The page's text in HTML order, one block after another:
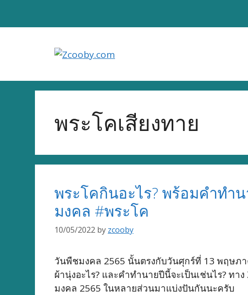
พระโคเสียงทาย
พระโคกินอะไร? พร้อมคำทำ
มงคล #พระโค
10/05/2022 by zcooby
วันพืชมงคล 2565 นั้นตรงกับวันศุกร์ที่ 13 พฤษภา
ผ้านุ่งอะไร? และคำทำนายปีนี้จะเป็นเช่นไร? ทา
มงคล 2565 ในหลายส่วนมาแบ่งปันกันนะครับ